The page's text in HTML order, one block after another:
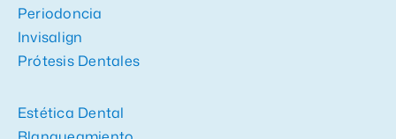
Periodoncia
Invisalign
Prótesis Dentales
Estética Dental